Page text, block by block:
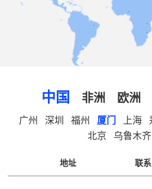
中国 非洲 欧洲
广州 深圳 福州 厦门 上海
北京
乌鲁木齐
地址 联